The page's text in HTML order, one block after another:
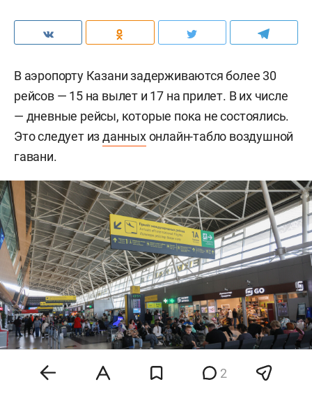
В аэропорту Казани задерживаются более 30
рейсов — 15 на вылет и 17 на прилет. В их числе
— дневные рейсы, которые пока не состоялись.
Это следует изданныхонлайн-табло воздушной
гавани.
2